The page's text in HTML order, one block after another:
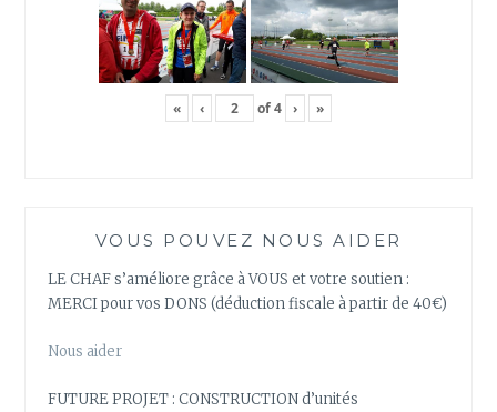
« ‹ of4 › »
VOUS POUVEZ NOUS AIDER
LE CHAF s’améliore grâce à VOUS et votre soutien :
MERCI pour vos DONS (déduction fiscale à partir de 40€)
Nous aider
FUTURE PROJET : CONSTRUCTION d’unités